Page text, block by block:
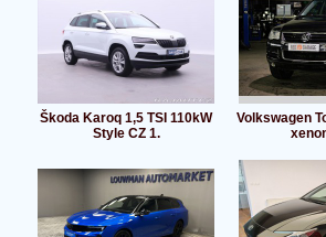
Škoda Karoq 1,5 TSI 110kW
Style CZ 1.
Volkswagen